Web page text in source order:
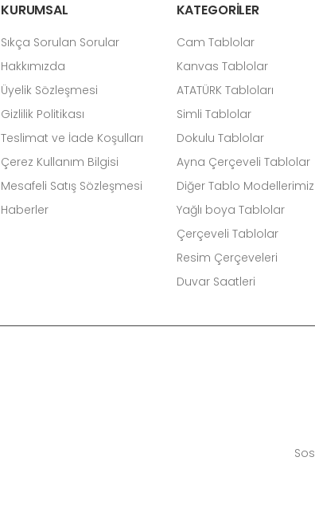
KURUMSAL
Sıkça Sorulan Sorular
Hakkımızda
Üyelik Sözleşmesi
Gizlilik Politikası
Teslimat ve İade Koşulları
Çerez Kullanım Bilgisi
Mesafeli Satış Sözleşmesi
Haberler
KATEGORİLER
Cam Tablolar
Kanvas Tablolar
ATATÜRK Tabloları
Simli Tablolar
Dokulu Tablolar
Ayna Çerçeveli Tablolar
Diğer Tablo Modellerimiz
Yağlı boya Tablolar
Çerçeveli Tablolar
Resim Çerçeveleri
Duvar Saatleri